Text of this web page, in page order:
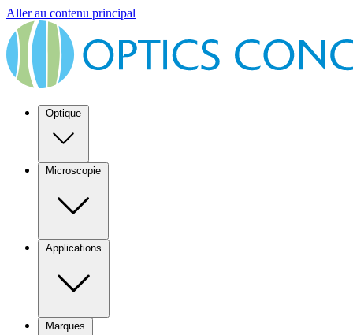
Aller au contenu principal
Optique
Microscopie
Applications
Marques